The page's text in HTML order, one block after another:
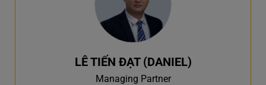
LÊ TIẾN ĐẠT (DANIEL)
Managing Partner